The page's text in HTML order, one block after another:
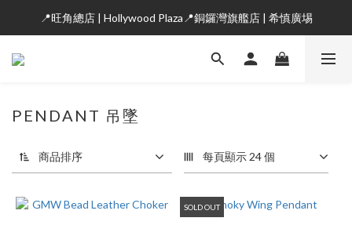
📍旺角總店 | Hollywood Plaza📍銅鑼灣旗艦店 | 希慎廣埸
PENDANT 吊墜
商品排序 每頁顯示 24 個
SOLD OUT